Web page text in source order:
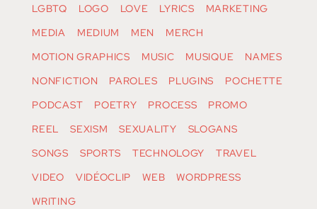
LGBTQ
LOGO LOVE LYRICS
MARKETING
MEDIA
MEDIUM MEN
MERCH
MOTION GRAPHICS
MUSIC MUSIQUE
NAMES
NONFICTION
PAROLES PLUGINS
POCHETTE
PODCAST
POETRY PROCESS
PROMO
REEL
SEXISM SEXUALITY
SLOGANS
SONGS
SPORTS TECHNOLOGY
TRAVEL
VIDEO
VIDÉOCLIP WEB
WORDPRESS
WRITING